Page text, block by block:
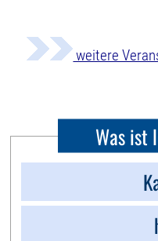
weitere
Was ist